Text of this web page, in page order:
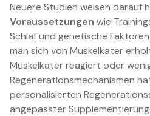
Neuere Studien weisen darauf
Voraussetzungen wie
Schlaf und genetische
man sich von Muskelkater
Muskelkater reagiert oder
Regenerationsmechanismen
personalisierten
angepasster